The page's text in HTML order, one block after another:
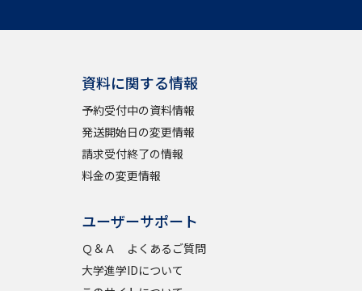
資料に関する情報
予約受付中の資料情報
発送開始日の変更情報
請求受付終了の情報
料金の変更情報
ユーザーサポート
Ｑ＆Ａ よくあるご質問
大学進学IDについて